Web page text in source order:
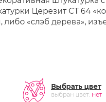
Церезит CT 64
«слэб дерева»,
Выбрать цвет
выбран цвет: нет